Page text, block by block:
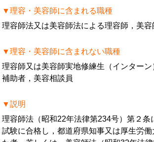
▼理容・美容師に含まれる職種
理容師法又は美容師法による理容師，美容
▼理容・美容師に含まれない職種
理容師又は美容師実地修練生（インター
補助者，美容相談員
▼説明
理容師法（昭和22年法律第234号）第２条
試験に合格し，都道府県知事又は厚生労